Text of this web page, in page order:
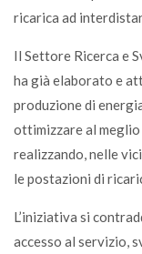
ricarica ad
Il Settore Ricerca e
ha già elaborato e
produzione di
ottimizzare al
realizzando, nelle
le postazioni di
L’iniziativa si
accesso al servizio,